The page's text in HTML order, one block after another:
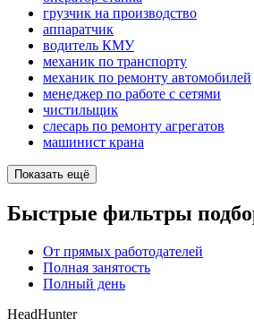
грузчик на производство
аппаратчик
водитель КМУ
механик по транспорту
механик по ремонту автомобилей
менеджер по работе с сетями
чистильщик
слесарь по ремонту агрегатов
машинист крана
Показать ещё
Быстрые фильтры
От прямых работодателей
Полная занятость
Полный день
HeadHunter